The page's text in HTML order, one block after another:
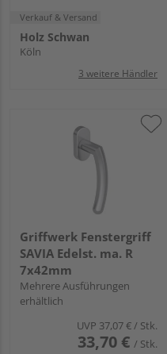
Verkauf & Versand
Holz Schwan
Köln
3 weitere Händler
Griffwerk Fenstergriff
SAVIA Edelst. ma. R
7x42mm
Mehrere Ausführungen
erhältlich
UVP 37,07 €/ Stk.
33,70 € / Stk.